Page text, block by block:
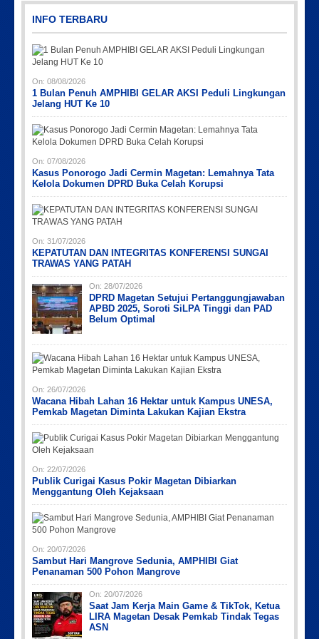
IMG_20230730_152959
Picsart_23-04-10_00-36-15-097
Picsart_23-04-12_11-55-35-604
Picsart_23-04-12_12-24-51-034
INFO TERBARU
On: 08/08/2026
1 Bulan Penuh AMPHIBI GELAR AKSI Peduli Lingkungan
Jelang HUT Ke 10
On: 07/08/2026
Kasus Ponorogo Jadi Cermin Magetan: Lemahnya Tata
Kelola Dokumen DPRD Buka Celah Korupsi
On: 31/07/2026
KEPATUTAN DAN INTEGRITAS KONFERENSI SUNGAI
TRAWAS YANG PATAH
On: 28/07/2026
DPRD Magetan Setujui Pertanggungjawaban
APBD 2025, Soroti SiLPA Tinggi dan PAD
Belum Optimal
On: 26/07/2026
Wacana Hibah Lahan 16 Hektar untuk Kampus UNESA,
Pemkab Magetan Diminta Lakukan Kajian Ekstra
On: 22/07/2026
Publik Curigai Kasus Pokir Magetan Dibiarkan
Menggantung Oleh Kejaksaan
On: 20/07/2026
Sambut Hari Mangrove Sedunia, AMPHIBI Giat
Penanaman 500 Pohon Mangrove
On: 20/07/2026
Saat Jam Kerja Main Game & TikTok, Ketua
LIRA Magetan Desak Pemkab Tindak Tegas
ASN